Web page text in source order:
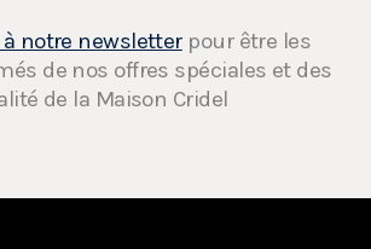
notre newsletterpour être les
de nos offres spéciales et des
de la Maison Cridel